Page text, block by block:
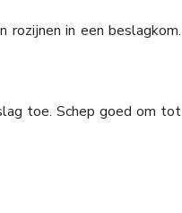
in een beslagkom.
toe. Schep goed om tot